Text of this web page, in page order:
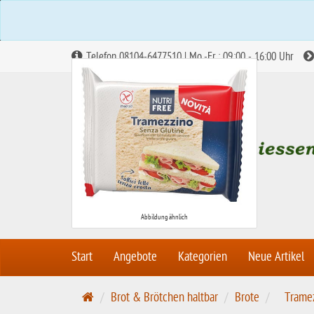
Telefon 08104-6477510 | Mo.-Fr.: 09:00 - 16:00 Uhr
Start Angebote Kategorien Neue Artikel
S
Brot & Brötchen haltbar Brote
Abbildung ähnlich